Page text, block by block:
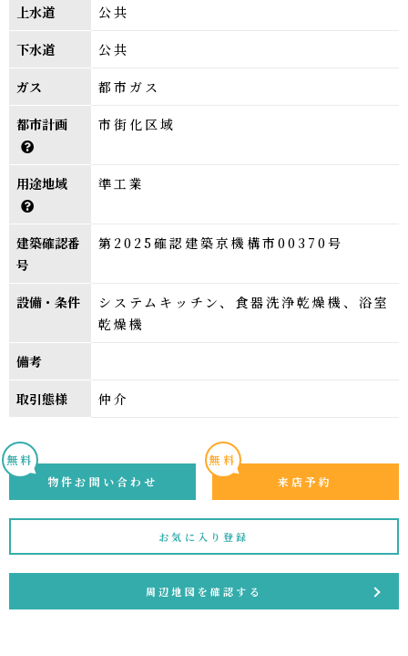
上水道 公共
下水道 公共
ガス 都市ガス
都市計画 市街化区域
用途地域 準工業
建築確認番
号
第2025確認建築京機構市00370号
設備・条件
システムキッチン、食器洗浄乾燥機、浴室
乾燥機
備考
取引態様 仲介
無料
物件お問い合わせ
無料
来店予約
お気に入り登録
周辺地図を確認する